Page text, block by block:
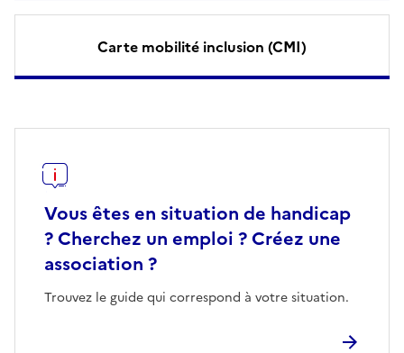
Carte mobilité inclusion (CMI)
Vous êtes en situation de handicap
? Cherchez un emploi ? Créez une
association ?
Trouvez le guide qui correspond à votre situation.